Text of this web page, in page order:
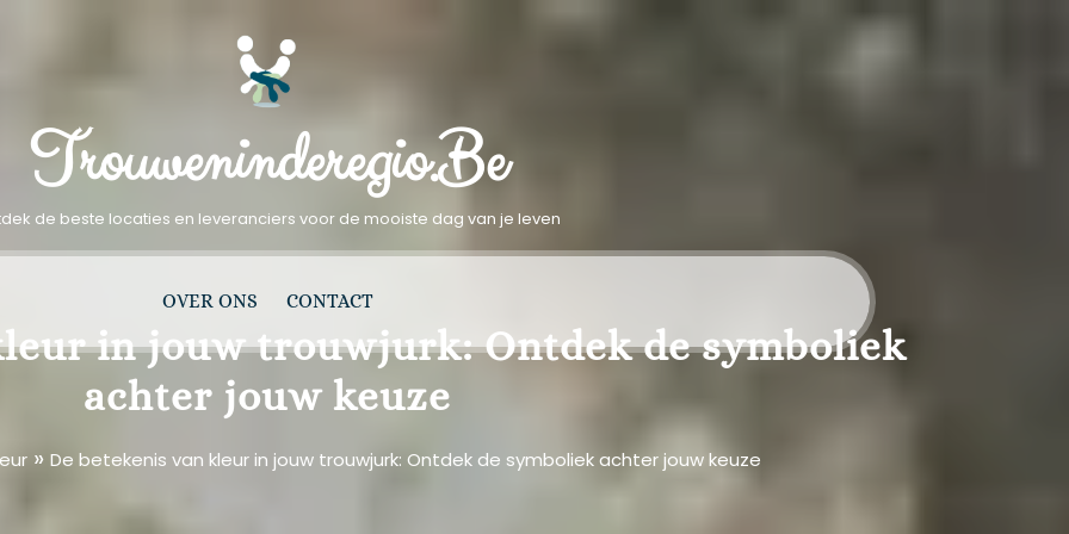
Trouweninderegio.be
de beste locaties en leveranciers voor de mooiste dag van je leven
OVER ONS CONTACT
in jouw trouwjurk: Ontdek de symboliek
achter jouw keuze
» De betekenis van kleur in jouw trouwjurk: Ontdek de symboliek achter jouw keuze